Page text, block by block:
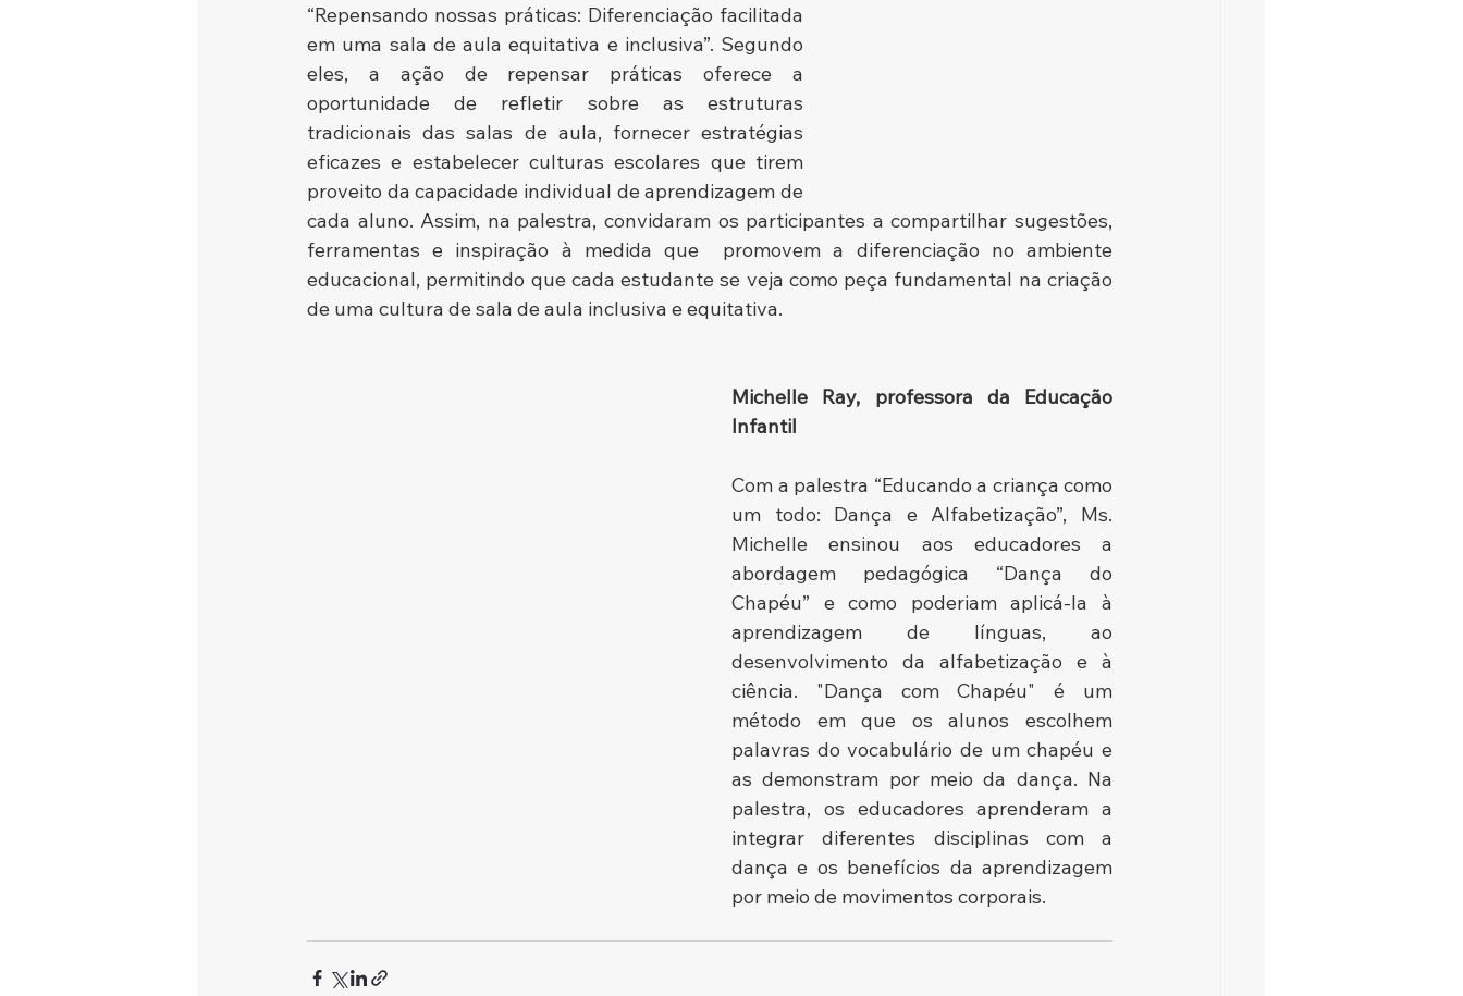
“Repensando nossas práticas: Diferenciação facilitada
em uma sala de aula equitativa e inclusiva”. Segundo
eles, a ação de repensar práticas oferece a
oportunidade de refletir sobre as estruturas
tradicionais das salas de aula, fornecer estratégias
eficazes e estabelecer culturas escolares que tirem
proveito da capacidade individual de aprendizagem de
cada aluno. Assim, na palestra, convidaram os participantes a compartilhar sugestões,
ferramentas e inspiração à medida que  promovem a diferenciação no ambiente
educacional, permitindo que cada estudante se veja como peça fundamental na criação
de uma cultura de sala de aula inclusiva e equitativa.
Michelle Ray, professora da Educação
Infantil
Com a palestra “Educando a criança como
um todo: Dança e Alfabetização”, Ms.
Michelle ensinou aos educadores a
abordagem pedagógica “Dança do
Chapéu” e como poderiam aplicá-la à
aprendizagem de línguas, ao
desenvolvimento da alfabetização e à
ciência. "Dança com Chapéu" é um
método em que os alunos escolhem
palavras do vocabulário de um chapéu e
as demonstram por meio da dança. Na
palestra, os educadores aprenderam a
integrar diferentes disciplinas com a
dança e os benefícios da aprendizagem
por meio de movimentos corporais.